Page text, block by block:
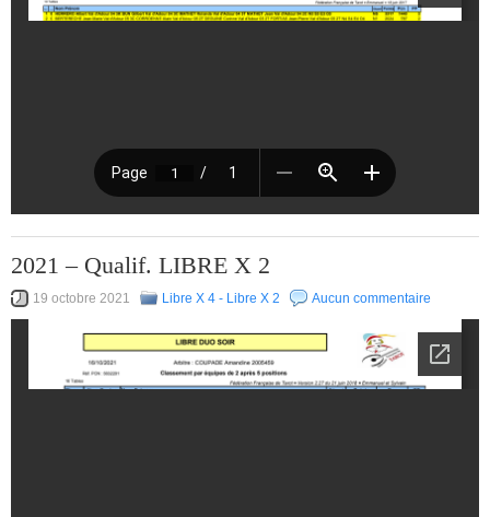
2021 – Qualif. LIBRE X 2
19 octobre 2021 Libre X 4 - Libre X 2 Aucun commentaire